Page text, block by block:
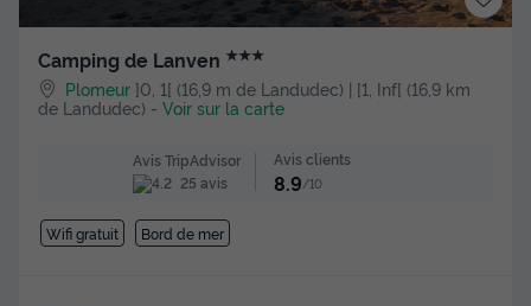
Camping de Lanven ★★★
Plomeur ]0, 1[ (16,9 m de Landudec) | [1, Inf[ (16,9 km
de Landudec) - Voir sur la carte
Avis TripAdvisor
25 avis
Avis clients
8.9/10
Wifi gratuit Bord de mer